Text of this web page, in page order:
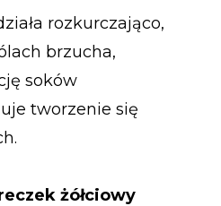
rozkurczająco,
brzucha,
soków
tworzenie się
żółciowy